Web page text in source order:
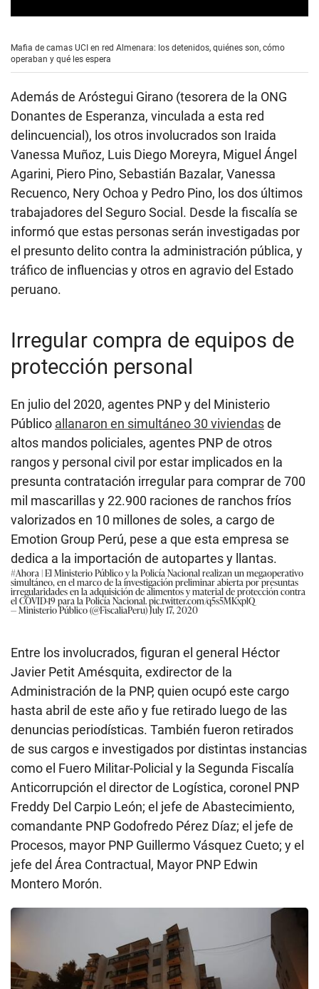
e
c
o
d
s
o
f
0
s
e
c
o
n
s
Mafia de camas UCI en red Almenara: los detenidos, quiénes son, cómo
operaban y qué les espera
Además de Aróstegui Girano (tesorera de la ONG
Donantes de Esperanza, vinculada a esta red
delincuencial), los otros involucrados son Iraida
Vanessa Muñoz, Luis Diego Moreyra, Miguel Ángel
Agarini, Piero Pino, Sebastián Bazalar, Vanessa
Recuenco, Nery Ochoa y Pedro Pino, los dos últimos
trabajadores del Seguro Social. Desde la fiscalía se
informó que estas personas serán investigadas por
el presunto delito contra la administración pública, y
tráfico de influencias y otros en agravio del Estado
peruano.
Irregular compra de equipos de
protección personal
En julio del 2020, agentes PNP y del Ministerio
Público allanaron en simultáneo 30 viviendasde
altos mandos policiales, agentes PNP de otros
rangos y personal civil por estar implicados en la
presunta contratación irregular para comprar de 700
mil mascarillas y 22.900 raciones de ranchos fríos
valorizados en 10 millones de soles, a cargo de
Emotion Group Perú, pese a que esta empresa se
dedica a la importación de autopartes y llantas.
#Ahora | El Ministerio Público y la Policía Nacional realizan un megaoperativo
simultáneo, en el marco de la investigación preliminar abierta por presuntas
irregularidades en la adquisición de alimentos y material de protección contra
el COVID-19 para la Policía Nacional.pic.twitter.com/q5s5MKxplQ
— Ministerio Público (@FiscaliaPeru)July 17, 2020
Entre los involucrados, figuran el general Héctor
Javier Petit Amésquita, exdirector de la
Administración de la PNP, quien ocupó este cargo
hasta abril de este año y fue retirado luego de las
denuncias periodísticas. También fueron retirados
de sus cargos e investigados por distintas instancias
como el Fuero Militar-Policial y la Segunda Fiscalía
Anticorrupción el director de Logística, coronel PNP
Freddy Del Carpio León; el jefe de Abastecimiento,
comandante PNP Godofredo Pérez Díaz; el jefe de
Procesos, mayor PNP Guillermo Vásquez Cueto; y el
jefe del Área Contractual, Mayor PNP Edwin
Montero Morón.